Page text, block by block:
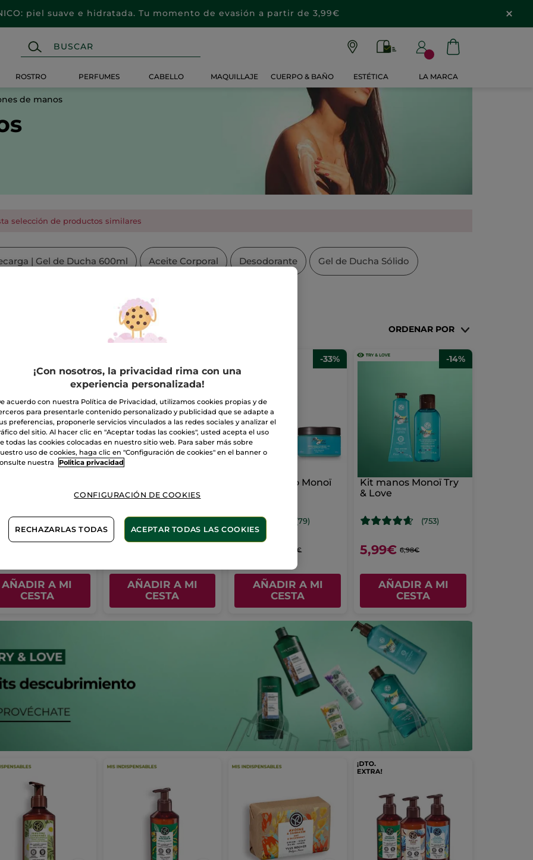
piel suave e hidratada. Tu momento de evasión a partir de 3,99€
ROSTRO PERFUMES CABELLO MAQUILLAJE CUERPO & BAÑO ESTÉTICA LA MARCA
de manos
selección de productos similares
| Gel de Ducha 600ml Aceite Corporal Desodorante Gel de Ducha Sólido
ORDENAR POR
Salvaje & Hinojo
AÑADIR A MI
CESTA
manos Monoi
AÑADIR A MI
CESTA
-33%
Kit de Verano Monoï
(79)
20,97€
AÑADIR A MI
CESTA
-14%
Kit manos Monoï Try
& Love
(753)
5,99€ 6,98€
AÑADIR A MI
CESTA
¡Con nosotros, la privacidad rima con una
experiencia personalizada!
acuerdo con nuestra Política de Privacidad, utilizamos cookies propias y de
para presentarle contenido personalizado y publicidad que se adapte a
preferencias, proponerle servicios vinculados a las redes sociales y analizar el
del sitio. Al hacer clic en "Aceptar todas las cookies", usted acepta el uso
todas las cookies colocadas en nuestro sitio web. Para saber más sobre
uso de cookies, haga clic en "Configuración de cookies" en el banner o
nuestra
Politica privacidad
CONFIGURACIÓN DE COOKIES
RECHAZARLAS TODAS ACEPTAR TODAS LAS COOKIES